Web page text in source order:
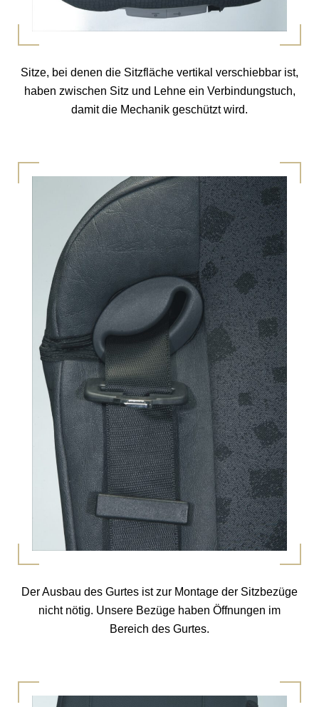
Sitze, bei denen die Sitzfläche vertikal verschiebbar ist,
haben zwischen Sitz und Lehne ein Verbindungstuch,
damit die Mechanik geschützt wird.
Der Ausbau des Gurtes ist zur Montage der Sitzbezüge
nicht nötig. Unsere Bezüge haben Öffnungen im
Bereich des Gurtes.